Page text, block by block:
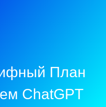
План
ChatGPT